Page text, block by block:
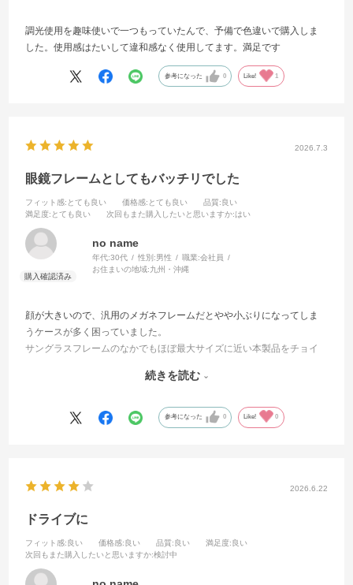
調光使用を趣味使いで一つもっていたんで、予備で色違いで購入しま
した。使用感はたいして違和感なく使用してます。満足です
参考になった 0 Like! 1
2026.7.3
眼鏡フレームとしてもバッチリでした
フィット感:とても良い 価格感:とても良い 品質:良い
満足度:とても良い 次回もまた購入したいと思いますか:はい
no name
年代:30代 性別:男性 職業:会社員
お住まいの地域:九州・沖縄
顔が大きいので、汎用のメガネフレームだとやや小ぶりになってしま
うケースが多く困っていました。
サングラスフレームのなかでもほぼ最大サイズに近い本製品をチョイ
今後は汎用メガネフレームでもより大型のサイズが展開されればあり
続きを読む
参考になった 0 Like! 0
2026.6.22
ドライブに
フィット感:良い 価格感:良い 品質:良い 満足度:良い
次回もまた購入したいと思いますか:検討中